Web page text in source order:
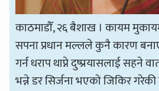
काठमाडौँ, २६ बैशाख । कायम
सपना प्रधान मल्लले कुनै कारण
गर्न धराप थाप्ने दुष्प्रयासलाई सहने
भन्ने डर सिर्जना भएको जिकिर गरेकी